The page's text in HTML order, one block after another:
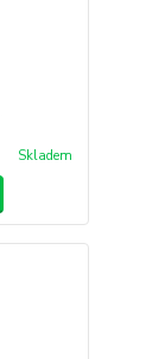
Skladem